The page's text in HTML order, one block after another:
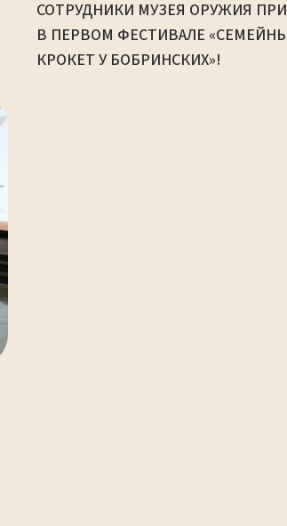
СОТРУДНИКИ МУЗЕЯ ОРУЖИЯ
В ПЕРВОМ ФЕСТИВАЛЕ
КРОКЕТ У БОБРИНСКИХ»!